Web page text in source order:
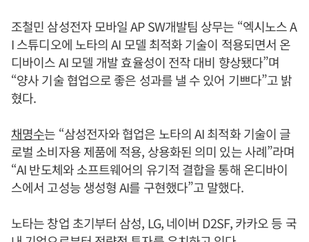
조철민 삼성전자 모바일 AP SW개발팀 상무는 “엑시노스 A
I 스튜디오에 노타의 AI 모델 최적화 기술이 적용되면서 온
디바이스 AI 모델 개발 효율성이 전작 대비 향상됐다”며
“양사 기술 협업으로 좋은 성과를 낼 수 있어 기쁘다”고 밝
혔다.
채명수는 “삼성전자와 협업은 노타의 AI 최적화 기술이 글
로벌 소비자용 제품에 적용, 상용화된 의미 있는 사례”라며
“AI 반도체와 소프트웨어의 유기적 결합을 통해 온디바이
스에서 고성능 생성형 AI를 구현했다”고 말했다.
노타는 창업 초기부터 삼성, LG, 네이버 D2SF, 카카오 등 국